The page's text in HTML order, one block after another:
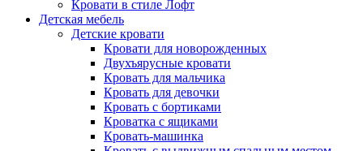
Кровати в стиле Лофт
Детская мебель
Детские кровати
Кровати для новорожденных
Двухъярусные кровати
Кровать для мальчика
Кровать для девочки
Кровать с бортиками
Кроватка с ящиками
Кровать-машинка